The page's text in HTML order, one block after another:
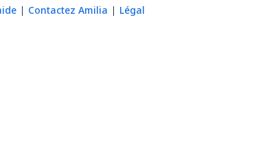
Contactez Amilia Légal